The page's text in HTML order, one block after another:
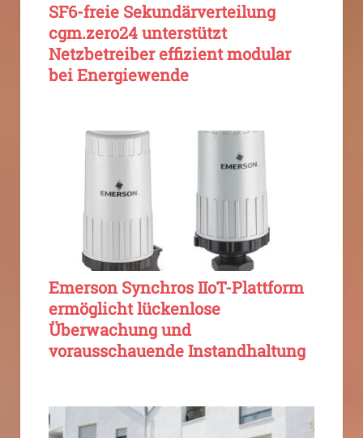
SF6-freie Sekundärverteilung
cgm.zero24 unterstützt
Netzbetreiber effizient modular
bei Energiewende
Emerson Synchros IIoT-Plattform
ermöglicht lückenlose
Überwachung und
vorausschauende Instandhaltung